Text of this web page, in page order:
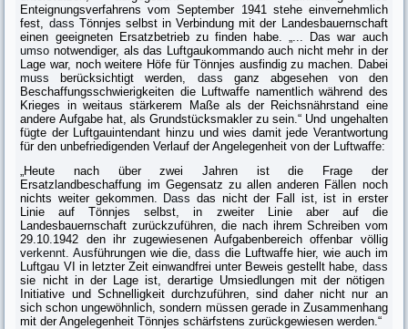
Enteignungsverfahrens vom September 1941 stehe einvernehmlich
fest, dass Tönnjes selbst in Verbindung mit der Landes­bauernschaft
einen geeigneten Ersatzbetrieb zu finden habe. „... Das war auch
umso notwendiger, als das Luftgaukommando auch nicht mehr in der
Lage war, noch weitere Höfe für Tönnjes ausfindig zu machen. Dabei
muss berück­sichtigt werden, dass ganz abgesehen von den
Beschaffungsschwierigkeiten die Luftwaffe namentlich während des
Krieges in weitaus stärkerem Maße als der Reichsnährstand eine
andere Aufgabe hat, als Grundstücksmakler zu sein.“ Und ungehalten
fügte der Luftgauintendant hinzu und wies damit jede Verant­wortung
für den unbefriedigenden Verlauf der Angelegenheit von der Luft­waffe:
„Heute nach über zwei Jahren ist die Frage der
Ersatzlandbeschaffung im Gegensatz zu allen anderen Fällen noch
nichts weiter gekommen. Dass das nicht der Fall ist, ist in erster
Linie auf Tönnjes selbst, in zweiter Linie aber auf die
Landesbauernschaft zurückzuführen, die nach ihrem Schreiben vom
29.10.1942 den ihr zugewiesenen Aufgabenbereich offenbar völlig
verkennt. Ausführungen wie die,dass die Luftwaffe hier, wie auch im
Luftgau VI in letzter Zeit einwandfrei unter Beweis gestellt habe, dass
sie nicht in der Lage ist, derar­tige Umsiedlungen mit der nötigen
Initiative und Schnelligkeit durchzufüh­ren, sind daher nicht nur an
sich schon ungewöhnlich, sondern müssen gerade in Zusammenhang
mit der Angelegenheit Tönnjes schärfstens zurückgewie­sen werden.“